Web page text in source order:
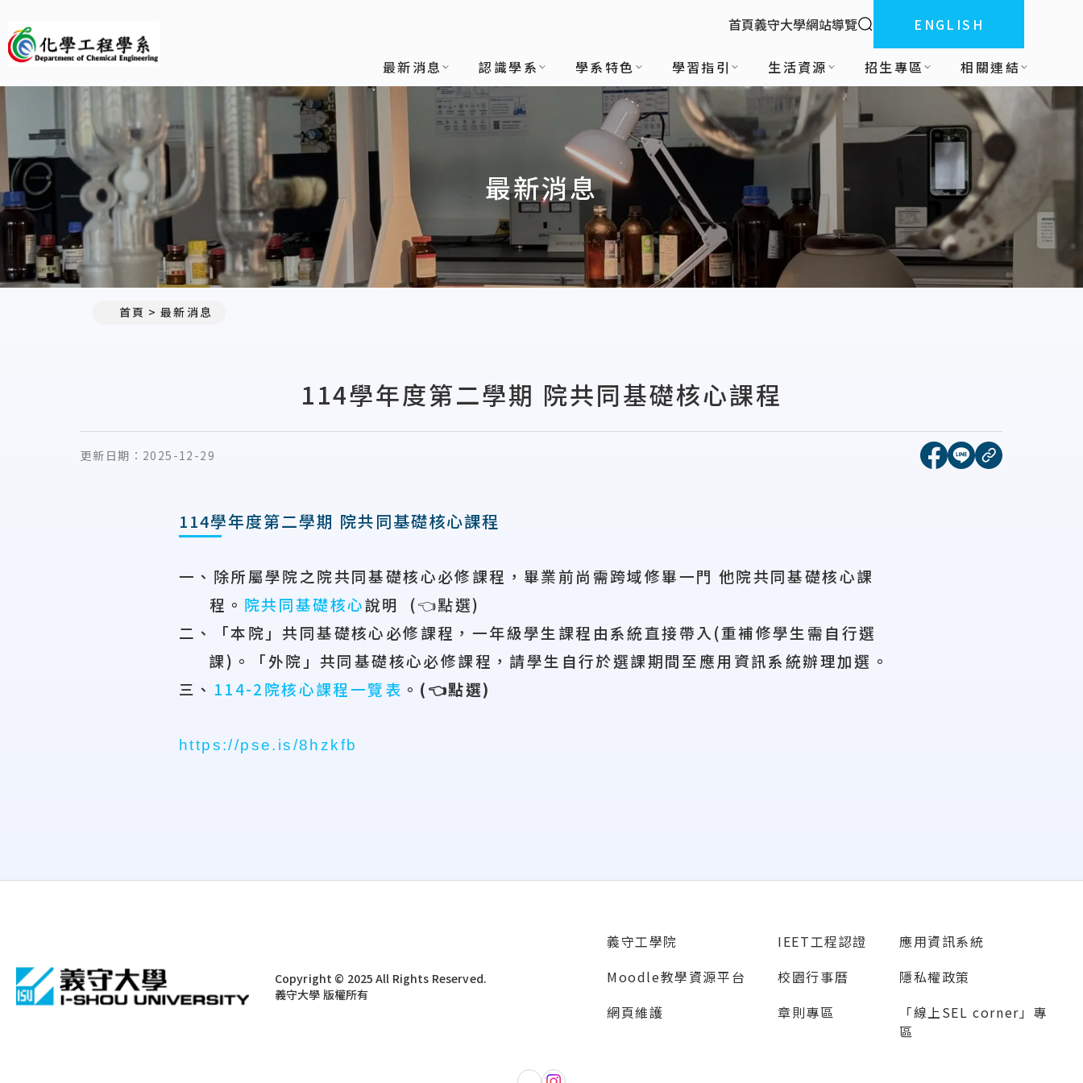
:::
首頁義守大學網站導覽 全站搜索ENGLISH
最新消息 認識學系 學系特色 學習指引 生活資源 招生專區 相關連結
最新消息
首頁 最新消息
114學年度第二學期 院共同基礎核心課程
更新日期： 2025-12-29 [另開新視窗]分享到
[另開新視窗]分享
複製連結
114學年度第二學期 院共同基礎核心課程
一、除所屬學院之院共同基礎核心必修課程，畢業前尚需跨域修畢一門 他院共同基礎核心課
程。 院共同基礎核心說明 (👈點選)
二、「本院」共同基礎核心必修課程，一年級學生課程由系統直接帶入 (重補修學生需自行選
課) 。「外院」共同基礎核心必修課程，請學生自行於選課期間至應用資訊系統辦理加選。
三、 114-2院核心課程一覽表 。 (👈點選)
https://pse.is/8hzkfb
Copyright © 2025 All Rights Reserved.
義守大學 版權所有
義守工學院 IEET工程認證
應用資訊系統
Moodle教學資源平台
校園行事曆
隱私權政策
網頁維護
章則專區
「線上SEL corner」專
區